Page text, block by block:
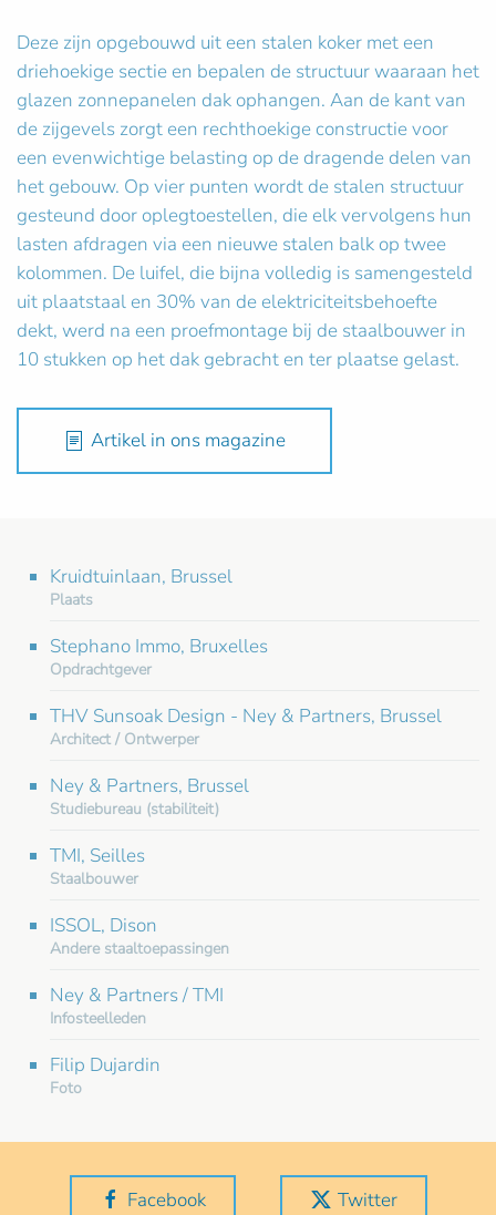
Deze zijn opgebouwd uit een stalen koker met een
driehoekige sectie en bepalen de structuur waaraan het
glazen zonnepanelen dak ophangen. Aan de kant van
de zijgevels zorgt een rechthoekige constructie voor
een evenwichtige belasting op de dragende delen van
het gebouw. Op vier punten wordt de stalen structuur
gesteund door oplegtoestellen, die elk vervolgens hun
lasten afdragen via een nieuwe stalen balk op twee
kolommen. De luifel, die bijna volledig is samengesteld
uit plaatstaal en 30% van de elektriciteitsbehoefte
dekt, werd na een proefmontage bij de staalbouwer in
10 stukken op het dak gebracht en ter plaatse gelast.
Artikel in ons magazine
Kruidtuinlaan, Brussel
Plaats
Stephano Immo, Bruxelles
Opdrachtgever
THV Sunsoak Design - Ney & Partners, Brussel
Architect / Ontwerper
Ney & Partners, Brussel
Studiebureau (stabiliteit)
TMI, Seilles
Staalbouwer
ISSOL, Dison
Andere staaltoepassingen
Ney & Partners / TMI
Infosteelleden
Filip Dujardin
Foto
Facebook Twitter